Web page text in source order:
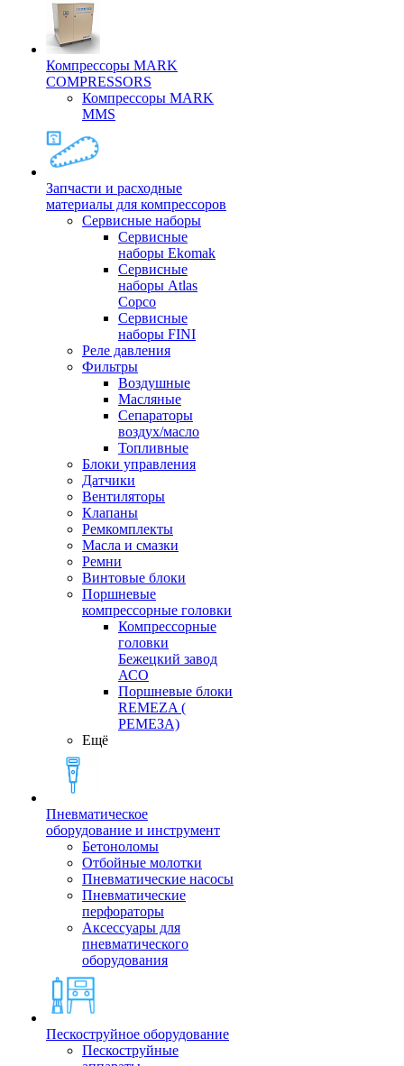
Компрессоры MARK
COMPRESSORS
Компрессоры MARK
MMS
Запчасти и расходные
материалы для компрессоров
Cервисные наборы
Сервисные
наборы Ekomak
Cервисные
наборы Atlas
Copco
Сервисные
наборы FINI
Реле давления
Фильтры
Воздушные
Масляные
Сепараторы
воздух/масло
Топливные
Блоки управления
Датчики
Вентиляторы
Клапаны
Ремкомплекты
Масла и смазки
Ремни
Винтовые блоки
Поршневые
компрессорные головки
Компрессорные
головки
Бежецкий завод
АСО
Поршневые блоки
REMEZA (
РЕМЕЗА)
Ещё
Пневматическое
оборудование и инструмент
Бетоноломы
Отбойные молотки
Пневматические насосы
Пневматические
перфораторы
Аксессуары для
пневматического
оборудования
Пескоструйное оборудование
Пескоструйные